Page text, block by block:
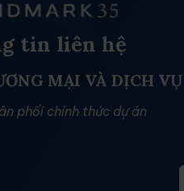
tin liên hệ
MẠI VÀ DỊCH
phối chính thức dự án